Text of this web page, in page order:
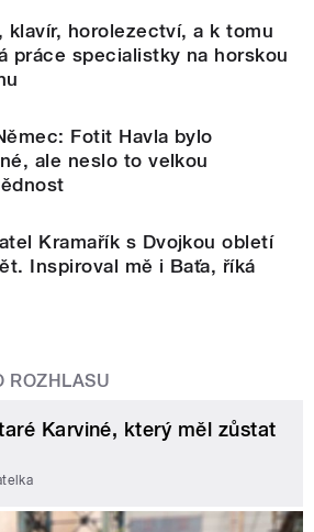
klavír, horolezectví, a k tomu
práce specialistky na horskou
Fotit Havla bylo
ale neslo to velkou
Kramařík s Dvojkou obletí
Inspiroval mě i Baťa, říká
ROZHLASU
Karviné, který měl zůstat